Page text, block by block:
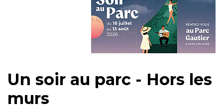
Un soir au parc - Hors les
murs